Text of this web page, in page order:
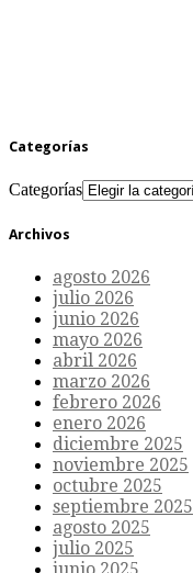
Categorías
Categorías
Archivos
agosto 2026
julio 2026
junio 2026
mayo 2026
abril 2026
marzo 2026
febrero 2026
enero 2026
diciembre 2025
noviembre 2025
octubre 2025
septiembre 2025
agosto 2025
julio 2025